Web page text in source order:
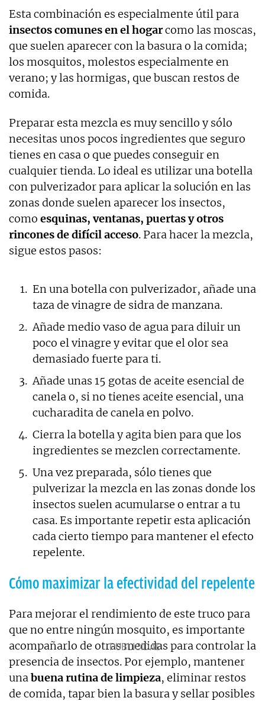
Esta combinación es especialmente útil para
insectos comunes en el hogarcomo las moscas,
que suelen aparecer con la basura o la comida;
los mosquitos, molestos especialmente en
verano; y las hormigas, que buscan restos de
comida.
Preparar esta mezcla es muy sencillo y sólo
necesitas unos pocos ingredientes que seguro
tienes en casa o que puedes conseguir en
cualquier tienda. Lo ideal es utilizar una botella
con pulverizador para aplicar la solución en las
zonas donde suelen aparecer los insectos,
como esquinas, ventanas, puertas y otros
rincones de difícil acceso. Para hacer la mezcla,
sigue estos pasos:
En una botella con pulverizador, añade una
taza de vinagre de sidra de manzana.
Añade medio vaso de agua para diluir un
poco el vinagre y evitar que el olor sea
demasiado fuerte para ti.
Añade unas 15 gotas de aceite esencial de
canela o, si no tienes aceite esencial, una
cucharadita de canela en polvo.
Cierra la botella y agita bien para que los
ingredientes se mezclen correctamente.
Una vez preparada, sólo tienes que
pulverizar la mezcla en las zonas donde los
insectos suelen acumularse o entrar a tu
casa. Es importante repetir esta aplicación
cada cierto tiempo para mantener el efecto
repelente.
Cómo maximizar la efectividad del repelente
Para mejorar el rendimiento de este truco para
que no entre ningún mosquito, es importante
acompañarlo de otras medidas para controlar la
presencia de insectos. Por ejemplo, mantener
unabuena rutina de limpieza, eliminar restos
de comida, tapar bien la basura y sellar posibles